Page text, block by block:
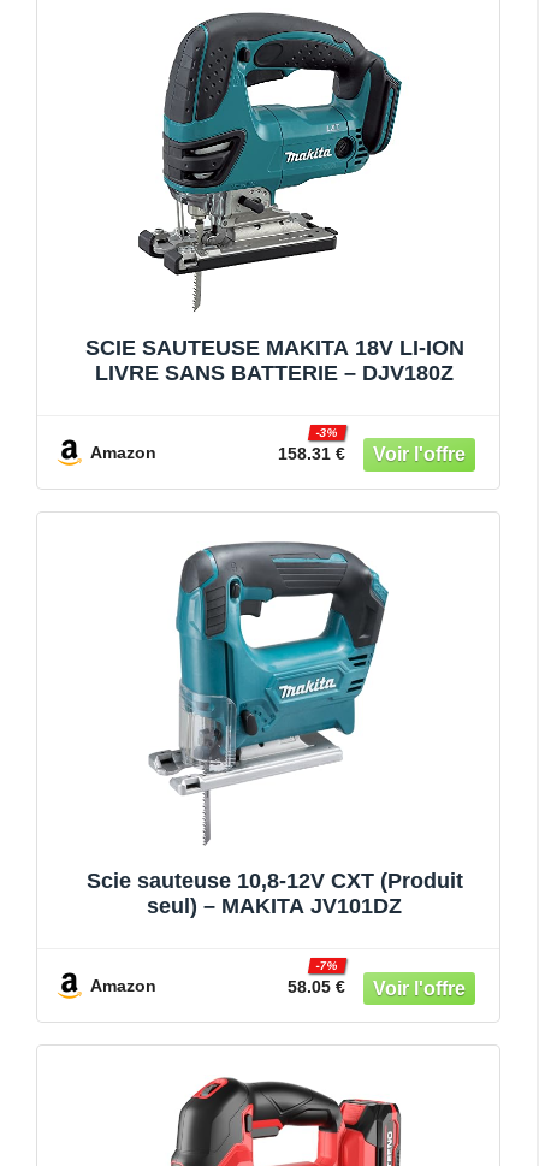
SCIE SAUTEUSE MAKITA 18V LI-ION
LIVRE SANS BATTERIE – DJV180Z
Amazon 158.31 €
-3%
Scie sauteuse 10,8-12V CXT (Produit
seul) – MAKITA JV101DZ
Amazon 58.05 €
-7%